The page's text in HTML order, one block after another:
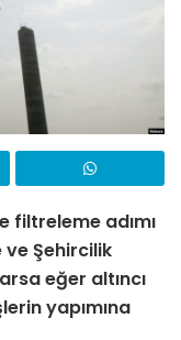
filtreleme adımı
Şehircilik
eğer altıncı
yapımına